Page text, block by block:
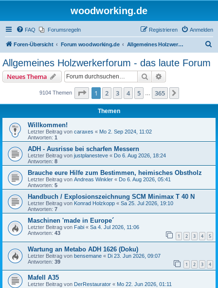
woodworking.de
FAQ Forumsregeln Anmelden
Registrieren
Foren-Übersicht Forum woodworking.de Allgemeines Holzwerkerforum - das laute Forum
Allgemeines Holzwerkerforum - das laute Forum
Neues Thema Suche
9104 Themen Seite 1von 365
1 2 3 4 5 365
Themen
Willkommen!
Letzter Beitrag von caraxes « Mo 2. Sep 2024, 11:02
Antworten: 1
ADH - Ausrisse bei scharfen Messern
Letzter Beitrag von justplanesteve « Do 6. Aug 2026, 18:24
Antworten: 8
Brauche eure Hilfe zum Bestimmen, heimisches Obstholz
Letzter Beitrag von Andreas Winkler « Do 6. Aug 2026, 05:41
Antworten: 5
Handbuch / Explosionszeichnung SCM Minimax T 40 N
Letzter Beitrag von Konrad Holzkopp « Sa 25. Jul 2026, 19:10
Antworten: 7
Maschinen 'made in Europe´
Letzter Beitrag von Fabi « Sa 4. Jul 2026, 11:06
Antworten: 43 1 2 3 4 5
Wartung an Metabo ADH 1626 (Doku)
Letzter Beitrag von bensemane « Di 23. Jun 2026, 09:07
Antworten: 39 1 2 3 4
Mafell A35
Letzter Beitrag von DerRestaurator « Mo 22. Jun 2026, 01:11